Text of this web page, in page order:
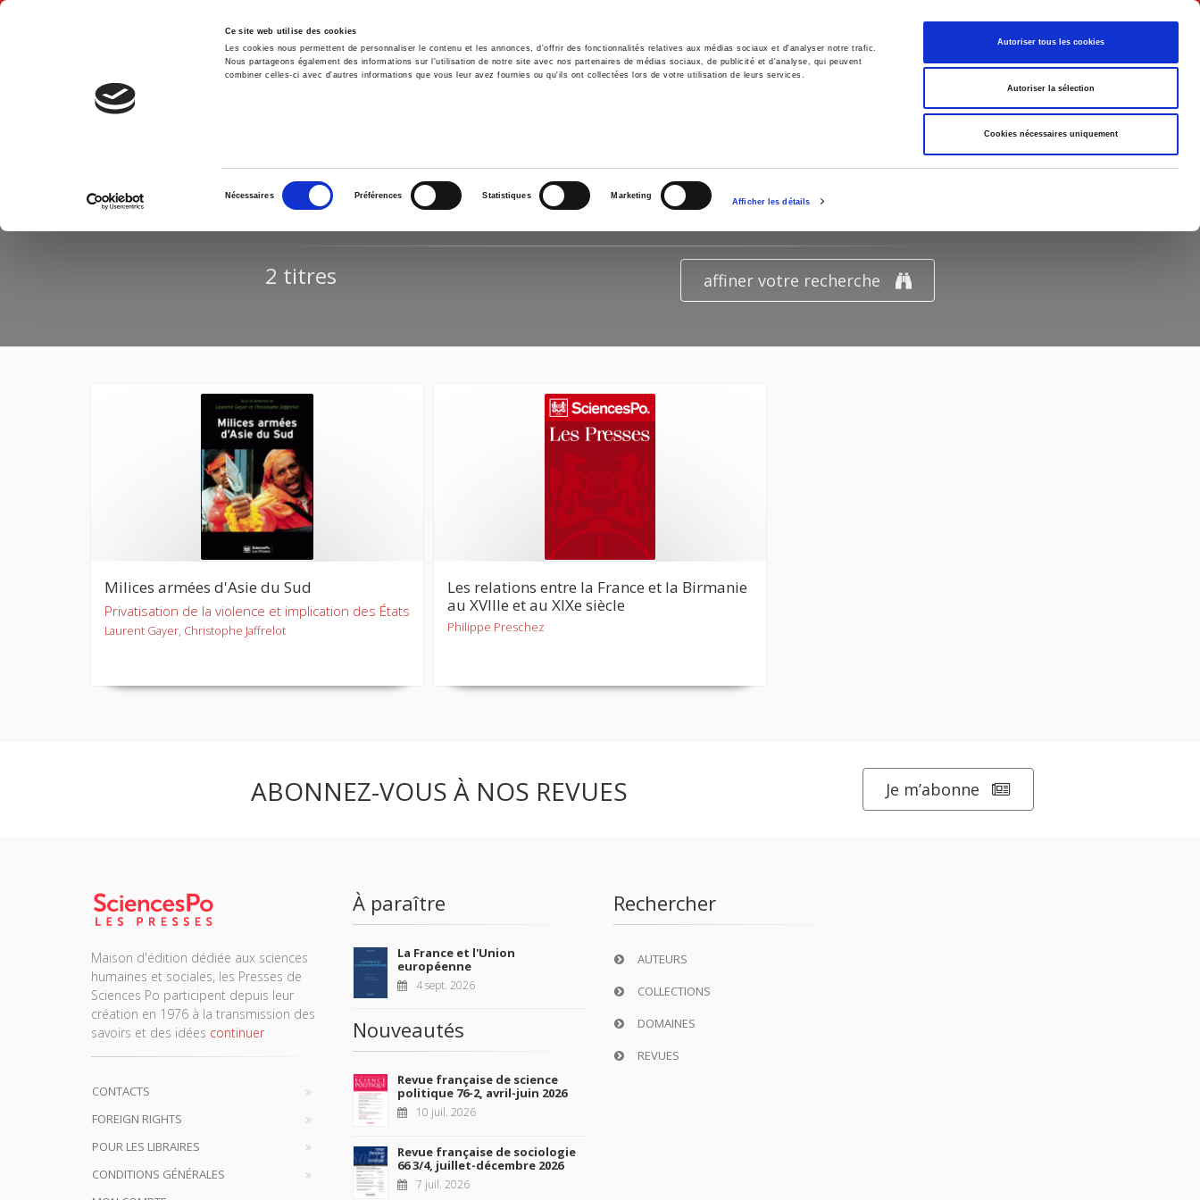
Ce site web utilise des cookies
Les cookies nous permettent de personnaliser le contenu et les annonces, d'offrir des fonctionnalités relatives aux médias sociaux et d'analyser notre trafic.
Nous partageons également des informations sur l'utilisation de notre site avec nos partenaires de médias sociaux, de publicité et d'analyse, qui peuvent
combiner celles-ci avec d'autres informations que vous leur avez fournies ou qu'ils ont collectées lors de votre utilisation de leurs services.
consentement
Nécessaires Préférences Statistiques Marketing
Afficher les détails
Autoriser tous les cookies
Autoriser la sélection
Cookies nécessaires uniquement
Français
Accueil Environnement Histoire International
RÉSULTATS DE LA RECHERCHE POUR "BIRMANIE"
affiner votre recherche
2 titres
Milices armées d'Asie du Sud
Privatisation de la violence et implication des États
Laurent Gayer, Christophe Jaffrelot
Les relations entre la France et la Birmanie
au XVIIIe et au XIXe siècle
Philippe Preschez
ABONNEZ-VOUS À NOS REVUES Je m’abonne
Maison d'édition dédiée aux sciences
humaines et sociales, les Presses de
Sciences Po participent depuis leur
création en 1976 à la transmission des
savoirs et des idées continuer
CONTACTS
FOREIGN RIGHTS
POUR LES LIBRAIRES
CONDITIONS GÉNÉRALES
À paraître
La France et l'Union
européenne
4 sept. 2026
Nouveautés
Revue française de science
politique 76-2, avril-juin 2026
10 juil. 2026
Revue française de sociologie
66 3/4, juillet-décembre 2026
7 juil. 2026
Rechercher
AUTEURS
COLLECTIONS
DOMAINES
REVUES